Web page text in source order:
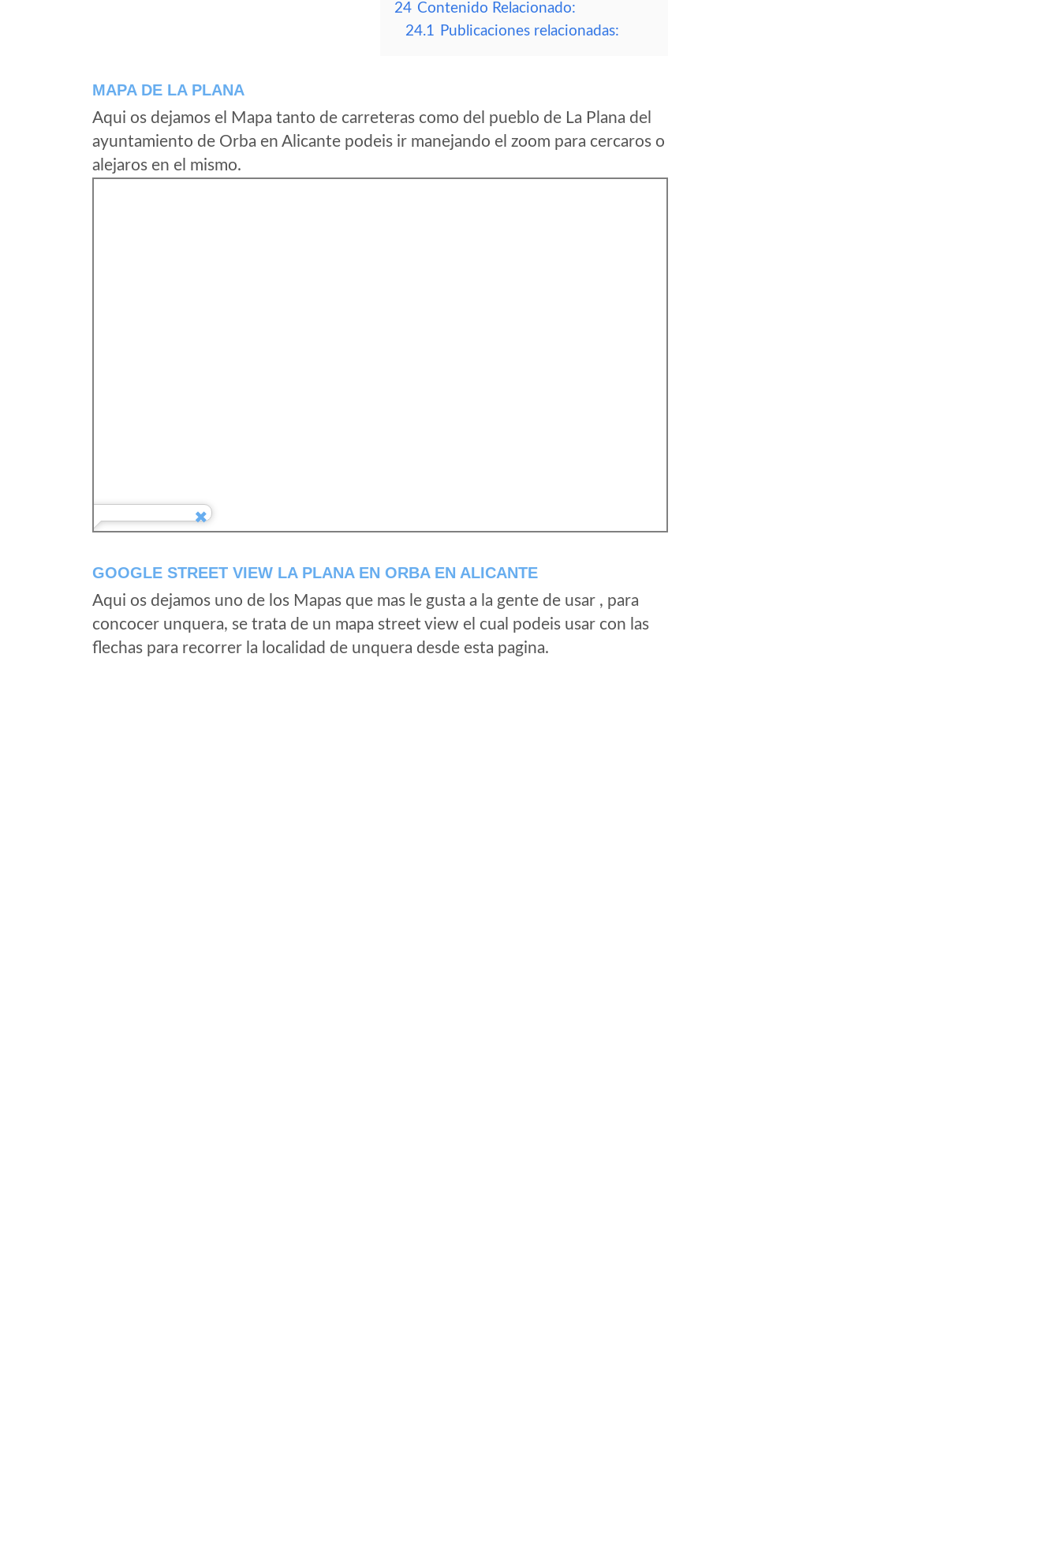
24 Contenido Relacionado:
24.1 Publicaciones relacionadas:
MAPA DE LA PLANA
Aqui os dejamos el Mapa tanto de carreteras como del pueblo de La Plana del
ayuntamiento de Orba en Alicante podeis ir manejando el zoom para cercaros o
alejaros en el mismo.
GOOGLE STREET VIEW LA PLANA EN ORBA EN ALICANTE
Aqui os dejamos uno de los Mapas que mas le gusta a la gente de usar , para
concocer unquera, se trata de un mapa street view el cual podeis usar con las
flechas para recorrer la localidad de unquera desde esta pagina.